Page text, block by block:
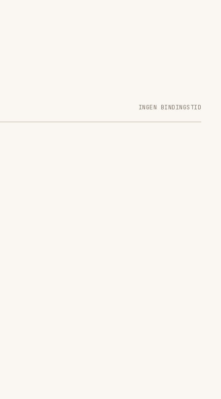
INGEN BINDINGSTID